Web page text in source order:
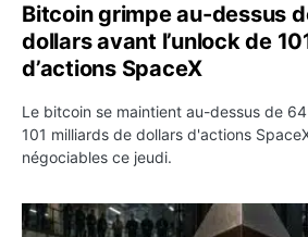
Bitcoin grimpe au-dessus
dollars avant l’unlock de
d’actions SpaceX
Le bitcoin se maintient au-dessus de
101 milliards de dollars d'actions
négociables ce jeudi.
ETH : Ethereum veut brûler les